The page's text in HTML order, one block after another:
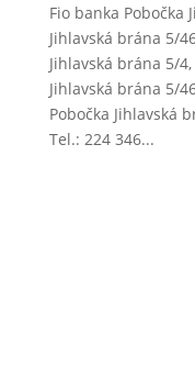
Fio banka Pobočka
Jihlavská brána 5/
Jihlavská brána 5/
Jihlavská brána 5/
Pobočka Jihlavská
Tel.: 224 346...